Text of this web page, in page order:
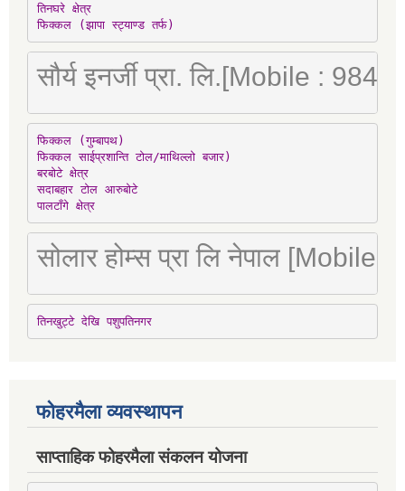
तिनघरे क्षेत्र
फिक्कल (झापा स्ट्याण्ड तर्फ)
सौर्य इनर्जी प्रा. लि.[Mobile :
फिक्कल (गुम्बापथ)
फिक्कल साईप्रशान्ति टोल/माथिल्लो बजार)
बरबोटे क्षेत्र
सदाबहार टोल आरुबोटे
पालटाँगे क्षेत्र
सोलार होम्स प्रा लि नेपाल [Mobile
तिनखुट्टे देखि पशुपतिनगर
फोहरमैला व्यवस्थापन
साप्ताहिक फोहरमैला संकलन योजना